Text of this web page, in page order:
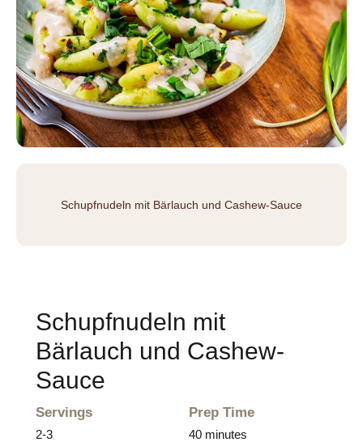
Schupfnudeln mit Bärlauch und Cashew-Sauce
Schupfnudeln mit
Bärlauch und Cashew-
Sauce
Servings
2-3
Prep Time
40 minutes